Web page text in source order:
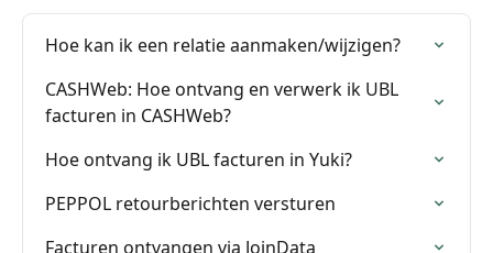
Hoe kan ik een relatie aanmaken/wijzigen?
CASHWeb: Hoe ontvang en verwerk ik UBL
facturen in CASHWeb?
Hoe ontvang ik UBL facturen in Yuki?
PEPPOL retourberichten versturen
Facturen ontvangen via JoinData